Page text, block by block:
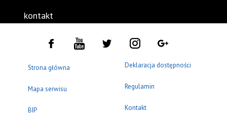
kontakt
Strona główna
Mapa serwisu
BIP
Deklaracja dostępności
Regulamin
Kontakt